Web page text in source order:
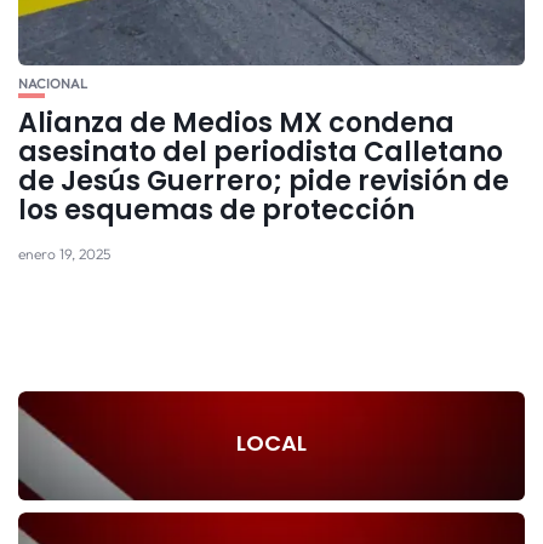
NACIONAL
Alianza de Medios MX condena
asesinato del periodista Calletano
de Jesús Guerrero; pide revisión de
los esquemas de protección
enero 19, 2025
LOCAL